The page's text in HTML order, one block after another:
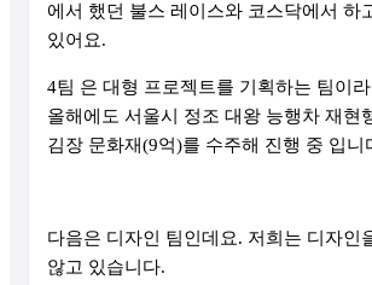
에서 했던 불스 레이스와 코스닥에서 하
있어요.
4팀 은 대형 프로젝트를 기획하는 팀이
올해에도 서울시 정조 대왕 능행차 재현
김장 문화재(9억)를 수주해 진행 중 입니
다음은 디자인 팀인데요. 저희는 디자인
않고 있습니다.